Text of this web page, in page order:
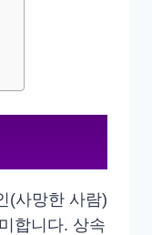
(사망한 사람)
합니다. 상속